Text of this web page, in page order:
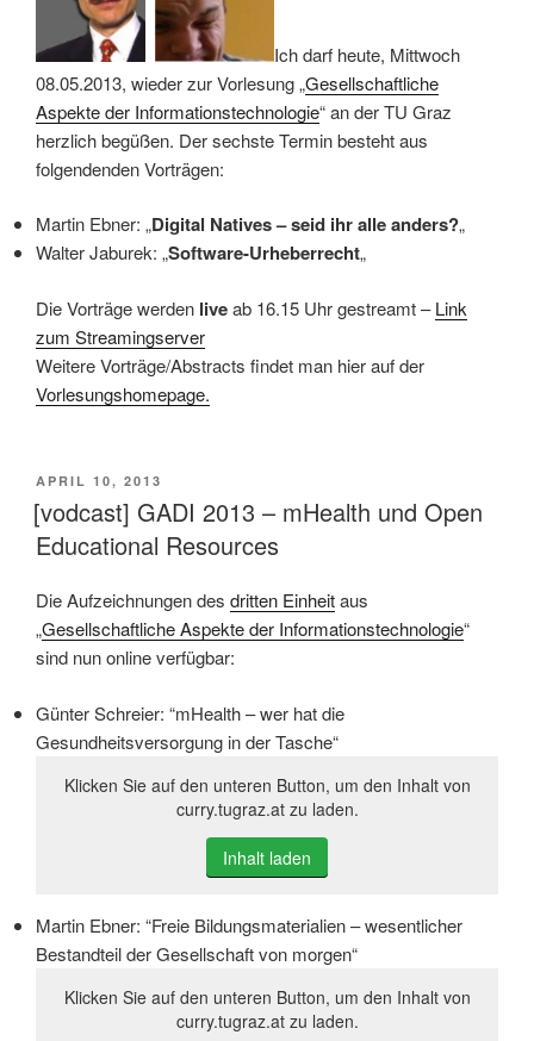
Ich darf heute, Mittwoch
08.05.2013, wieder zur Vorlesung „Gesellschaftliche
Aspekte der Informationstechnologie“ an der TU Graz
herzlich begüßen. Der sechste Termin besteht aus
folgendenden Vorträgen:
Martin Ebner: „Digital Natives – seid ihr alle anders?„
Walter Jaburek: „Software-Urheberrecht„
Die Vorträge werden liveab 16.15 Uhr gestreamt –Link
zum Streamingserver
Weitere Vorträge/Abstracts findet man hier auf der
Vorlesungshomepage.
VERÖFFENTLICHT
AM
APRIL 10, 2013
[vodcast] GADI 2013 – mHealth und Open
Educational Resources
Die Aufzeichnungen des dritten Einheitaus
„Gesellschaftliche Aspekte der Informationstechnologie“
sind nun online verfügbar:
Günter Schreier: “mHealth – wer hat die
Gesundheitsversorgung in der Tasche“
Klicken Sie auf den unteren Button, um den Inhalt von
curry.tugraz.at zu laden.
Inhalt laden
Martin Ebner: “Freie Bildungsmaterialien – wesentlicher
Bestandteil der Gesellschaft von morgen“
Klicken Sie auf den unteren Button, um den Inhalt von
curry.tugraz.at zu laden.